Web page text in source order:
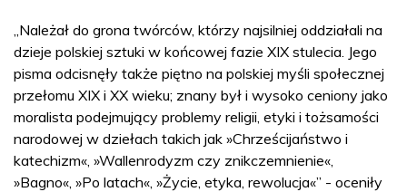
„Należał do grona twórców, którzy najsilniej oddziałali na
dzieje polskiej sztuki w końcowej fazie XIX stulecia. Jego
pisma odcisnęły także piętno na polskiej myśli społecznej
przełomu XIX i XX wieku; znany był i wysoko ceniony jako
moralista podejmujący problemy religii, etyki i tożsamości
narodowej w dziełach takich jak »Chrześcijaństwo i
katechizm«, »Wallenrodyzm czy znikczemnienie«,
»Bagno«, »Po latach«, »Życie, etyka, rewolucja«” - oceniły